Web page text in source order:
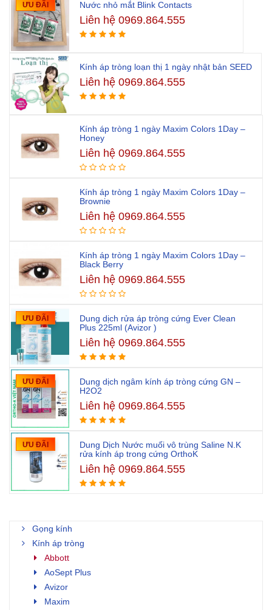
ƯU ĐÃI Nước nhỏ mắt Blink Contacts
Liên hệ 0969.864.555
Kính áp tròng loạn thị 1 ngày nhật bản SEED
Liên hệ 0969.864.555
Kính áp tròng 1 ngày Maxim Colors 1Day –
Honey
Liên hệ 0969.864.555
Kính áp tròng 1 ngày Maxim Colors 1Day –
Brownie
Liên hệ 0969.864.555
Kính áp tròng 1 ngày Maxim Colors 1Day –
Black Berry
Liên hệ 0969.864.555
ƯU ĐÃI
Dung dịch rửa áp tròng cứng Ever Clean
Plus 225ml (Avizor )
Liên hệ 0969.864.555
ƯU ĐÃI
Dung dịch ngâm kính áp tròng cứng GN –
H2O2
Liên hệ 0969.864.555
ƯU ĐÃI
Dung Dịch Nước muối vô trùng Saline N.K
rửa kính áp trong cứng OrthoK
Liên hệ 0969.864.555
Gọng kính
Kính áp tròng
Abbott
AoSept Plus
Avizor
Maxim